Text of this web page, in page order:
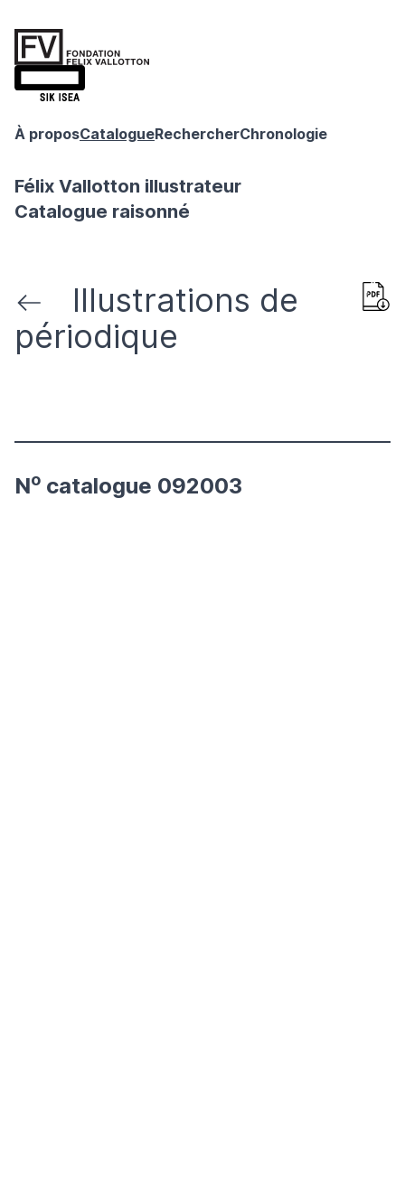
À proposCatalogueRechercherChronologie
Félix Vallotton illustrateur
Catalogue raisonné
Illustrations de
périodique
No catalogue 092003